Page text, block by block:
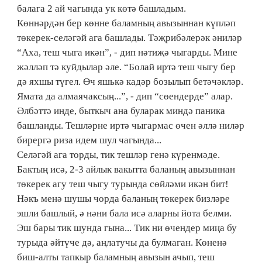
балага 2 ай чагында ук көтә башладым.
Көннәрдән бер көнне баламның авызыннан күпләп
төкерек-селәгәй ага башлады. Тәҗрибәлерәк әниләр
“Аха, теш чыга икән”, - дип нәтиҗә чыгарды. Мине
жәлләп тә куйдылар әле. “Болай иртә теш чыгу бер
дә яхшы түгел. Өч яшькә кадәр бозылып бетәчәкләр.
Ямата да алмаячаксың...”, - дип “сөендерде” алар.
Әлбәттә инде, быткыч ана буларак миндә паника
башланды. Тешләрне иртә чыгармас өчен әллә ниләр
бирергә риза идем шул чагында...
Селәгәй ага торды, тик тешләр генә күренмәде.
Бактың исә, 2-3 айлык вакытта баланың авызыннан
төкерек агу теш чыгу турында сөйләми икән бит!
Нәкъ менә шушы чорда баланың төкерек бизләре
эшли башлый, ә нәни бала исә аларны йота белми.
Эш бары тик шунда гына... Тик ни өчендер миңа бу
турыда әйтүче дә, аңлатучы да булмаган. Көненә
биш-алты тапкыр баламның авызын ачып, теш